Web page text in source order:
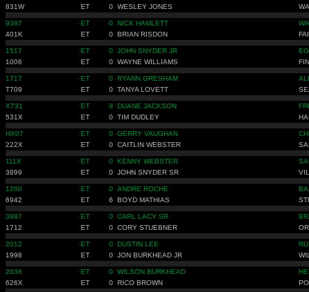
831W
ET 0 WESLEY JONES
9387 ET 0 NICK HAMLETT
401K
ET 0 BRIAN RISDON
1517 ET 0 JOHN SNYDER JR
1006
ET 0 WAYNE WILLIAMS
1717 ET 0 RYANN GRESHAM
T709
ET 0 TANYA LOVETT
X731 ET 8 DUANE JACKSON
531X
ET 0 TIM DUDLEY
HX07 ET 0 GERRY VAUGHAN
222X
ET 0 CAITLIN WEBSTER
111X ET 0 KENNY WEBSTER
3899
ET 0 JOHN SNYDER SR
1260 ET 0 ANDRE ROCHE
6942
ET 6 BOYD MATHIAS
3987 ET 0 CARL LACY SR
1712
ET 0 CORY STUEBNER
2012 ET 0 DUSTIN LEE
1998
ET 0 JON BURKHEAD JR
2036 ET 0 WILSON BURKHEAD
626X
ET 0 RICO BROWN